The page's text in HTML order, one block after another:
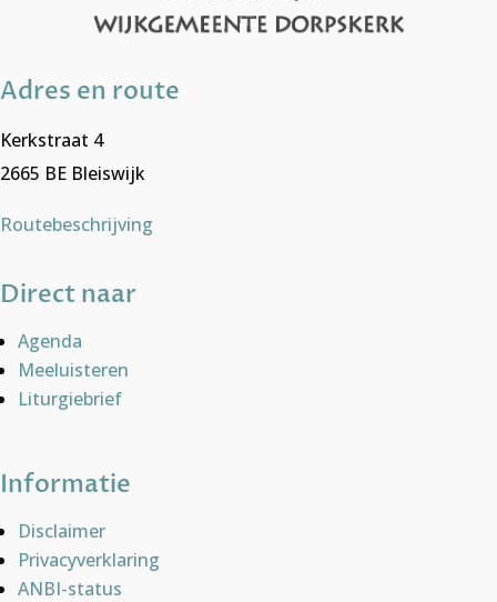
Adres en route
Kerkstraat 4
2665 BE Bleiswijk
Routebeschrijving
Direct naar
Agenda
Meeluisteren
Liturgiebrief
Informatie
Disclaimer
Privacyverklaring
ANBI-status